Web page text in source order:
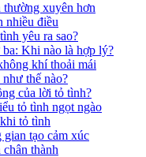
xuyên hơn
nhiều điều
yêu ra sao?
Khi nào là hợp lý?
khí thoải mái
thế nào?
của lời tỏ tình?
tỏ tình ngọt ngào
tỏ tình
tạo cảm xúc
thành